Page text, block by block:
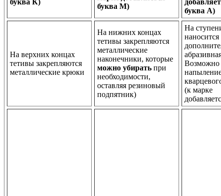
буква К)
буква М)
буква А)
На верхних концах
тетивы закрепляются
металлические крюки
На нижних концах
тетивы закрепляются
металлические
наконечники, которые
можно убирать при
необходимости,
оставляя резиновый
подпятник)
На
наносится
Возможно
(к марке